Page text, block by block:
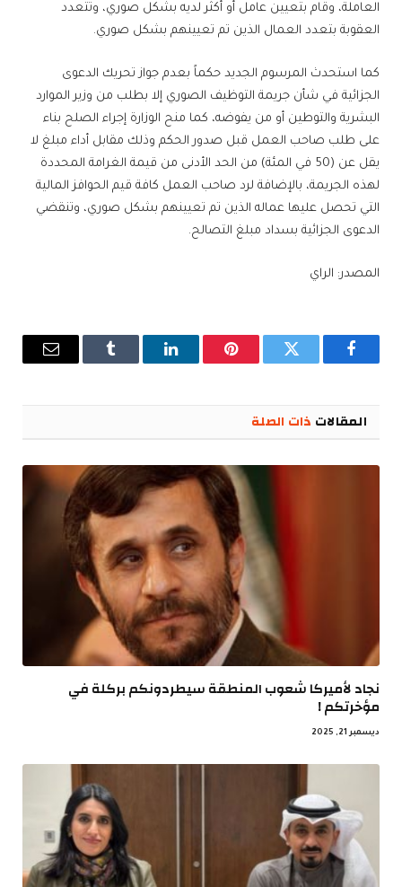
العاملة، وقام بتعيين عامل أو أكثر لديه بشكل صوري، وتتعدد
العقوبة بتعدد العمال الذين تم تعيينهم بشكل صوري.
كما استحدث المرسوم الجديد حكماً بعدم جواز تحريك الدعوى
الجزائية في شأن جريمة التوظيف الصوري إلا بطلب من وزير الموارد
البشرية والتوطين أو من يفوضه، كما منح الوزارة إجراء الصلح بناء
على طلب صاحب العمل قبل صدور الحكم وذلك مقابل أداء مبلغ لا
يقل عن (50 في المئة) من الحد الأدنى من قيمة الغرامة المحددة
لهذه الجريمة، بالإضافة لرد صاحب العمل كافة قيم الحوافز المالية
التي تحصل عليها عماله الذين تم تعيينهم بشكل صوري، وتنقضي
الدعوى الجزائية بسداد مبلغ التصالح.
المصدر: الراي
فيسبوك تويتر بينتيريستلينكدإن Tumblr
البريد
المقالات ذات الصلة
نجاد لأميركا شعوب المنطقة سيطردونكم بركلة في
مؤخرتكم !
ديسمبر 21, 2025